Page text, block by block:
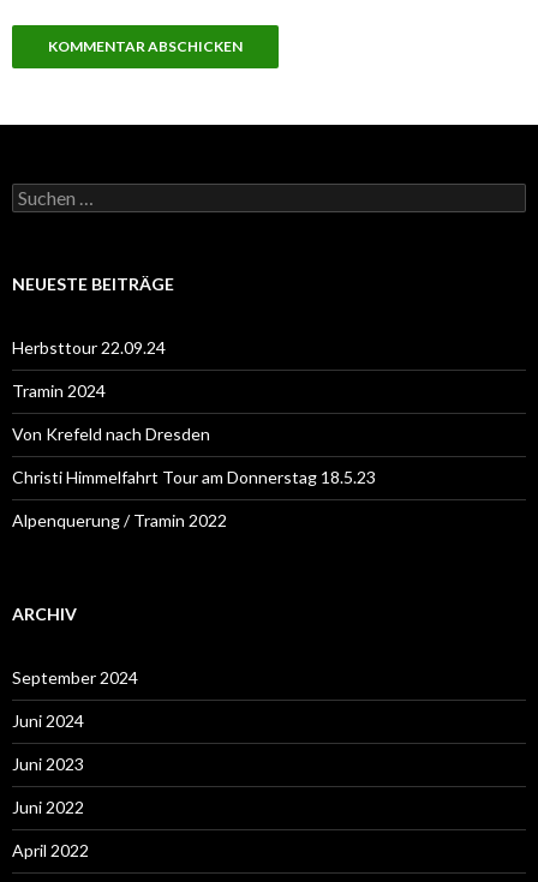
S
u
e
a
c
h
:
NEUESTE BEITRÄGE
Herbsttour 22.09.24
Tramin 2024
Von Krefeld nach Dresden
Christi Himmelfahrt Tour am Donnerstag 18.5.23
Alpenquerung / Tramin 2022
ARCHIV
September 2024
Juni 2024
Juni 2023
Juni 2022
April 2022